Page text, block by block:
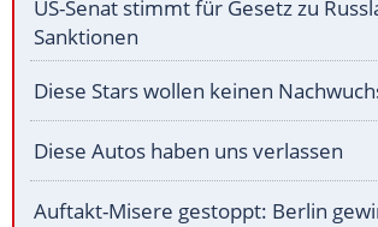
US-Senat stimmt für Gesetz zu
Sanktionen
Diese Stars wollen keinen
Diese Autos haben uns verlassen
Auftakt-Misere gestoppt: Berlin